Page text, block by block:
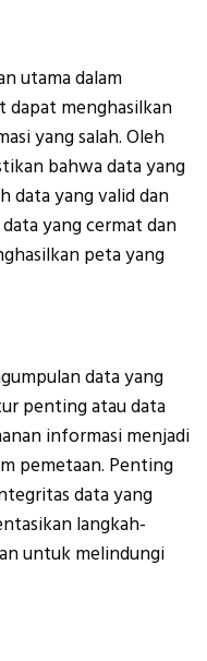
utama dalam
dapat menghasilkan
yang salah. Oleh
bahwa data yang
data yang valid dan
yang cermat dan
peta yang
data yang
penting atau data
informasi menjadi
pemetaan. Penting
data yang
langkah-
untuk melindungi